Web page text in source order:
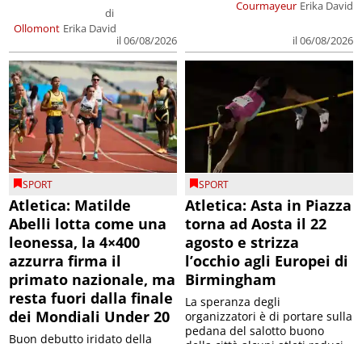
Ollomont
di
Erika David
il 06/08/2026
Courmayeur Erika David
il 06/08/2026
SPORT
Atletica: Matilde
Abelli lotta come una
leonessa, la 4×400
azzurra firma il
primato nazionale, ma
resta fuori dalla finale
dei Mondiali Under 20
Buon debutto iridato della
SPORT
Atletica: Asta in Piazza
torna ad Aosta il 22
agosto e strizza
l’occhio agli Europei di
Birmingham
La speranza degli
organizzatori è di portare sulla
pedana del salotto buono